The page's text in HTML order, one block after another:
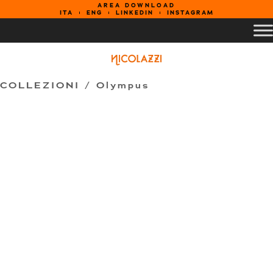
AREA DOWNLOAD
ITA
ENG LINKEDIN INSTAGRAM
COLLEZIONI / Olympus